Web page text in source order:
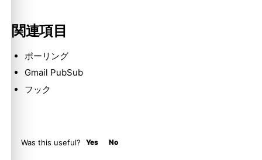
関連項目
ポーリング
Gmail PubSub
フック
Was this useful? Yes No